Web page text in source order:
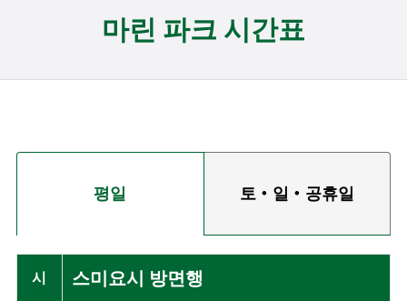
마린 파크 시간표
평일 토・일・공휴일
시 스미요시 방면행